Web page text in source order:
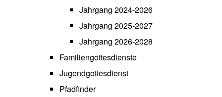
Jahrgang 2024-2026
Jahrgang 2025-2027
Jahrgang 2026-2028
Familiengottesdienste
Jugendgottesdienst
Pfadfinder(opens in new tab)